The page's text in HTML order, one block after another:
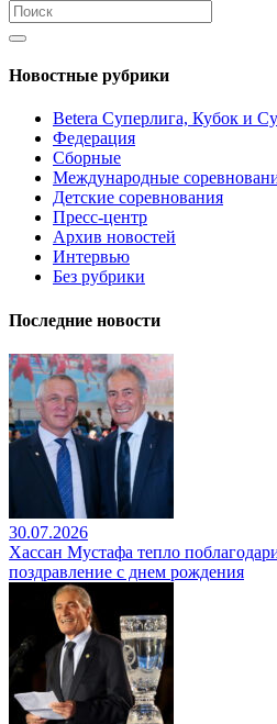
Новостные рубрики
Betera Суперлига, Кубок и
Федерация
Сборные
Международные
Детские соревнования
Пресс-центр
Архив новостей
Интервью
Без рубрики
Последние новости
30.07.2026
Хассан Мустафа тепло
поздравление с днем рождения